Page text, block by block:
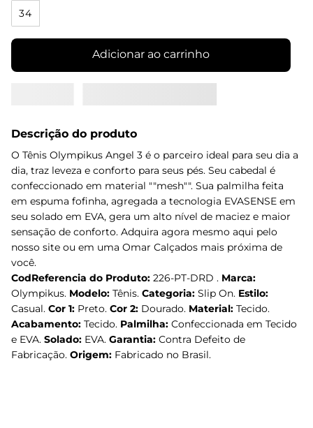
34
Adicionar ao carrinho
Descrição do produto
O Tênis Olympikus Angel 3 é o parceiro ideal para seu dia a
dia, traz leveza e conforto para seus pés. Seu cabedal é
confeccionado em material ""mesh"". Sua palmilha feita
em espuma fofinha, agregada a tecnologia EVASENSE em
seu solado em EVA, gera um alto nível de maciez e maior
sensação de conforto. Adquira agora mesmo aqui pelo
nosso site ou em uma Omar Calçados mais próxima de
você.
CodReferencia do Produto: 226-PT-DRD . Marca:
Olympikus. Modelo: Tênis. Categoria: Slip On. Estilo:
Casual. Cor 1: Preto. Cor 2: Dourado. Material: Tecido.
Acabamento: Tecido. Palmilha: Confeccionada em Tecido
e EVA. Solado: EVA. Garantia: Contra Defeito de
Fabricação. Origem: Fabricado no Brasil.